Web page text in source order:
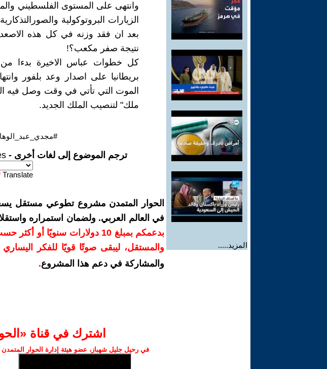
المزيد.....
وانتهى على المستوى الفلسطيني
الزيارات البروتوكولية
بعد ان فقد وزنه في كل هذه
نتيجة صفر مكعب؟!
كل خطوات عباس الاخيرة بدءا من
بريطانيا على اصدار وعد بلفور
الموت التي تأتي في وقت وصل فيه
ملك" لتنصيب الملك الجديد.
ترجم الموضوع إلى لغات أخرى -
Translate
الحوار المتمدن مشروع تطوعي مستقل يسعى
في العالم العربي. ولضمان استمراره
بدعمكم بمبلغ 10 دولارات
والمستقل، ليبقى صوتًا قويًا للفكر اليساري
والمشاركة في دعم هذا المشروع.
اشترك في قناة
في رحيل جليل شهباز، عضو هيئة إدارة الحوار المتمدن